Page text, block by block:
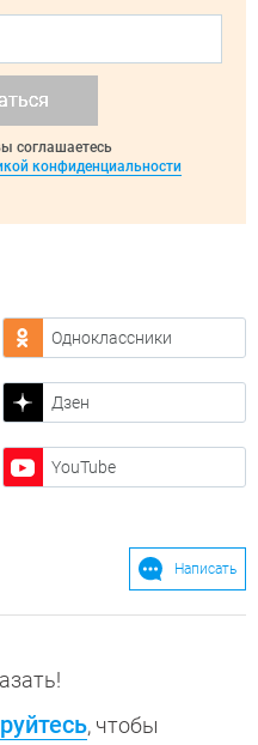
соглашаетесь
конфиденциальности
Одноклассники
Дзен
YouTube
Написать
, чтобы